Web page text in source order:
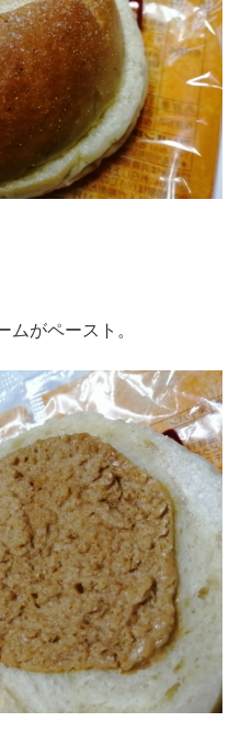
ムがペースト。